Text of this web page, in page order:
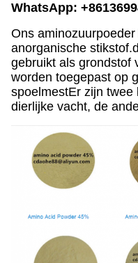
WhatsApp:
Ons
anorganische
gebruikt als grondstof
worden toegepast op
spoelmestEr zijn twee
dierlijke vacht, de